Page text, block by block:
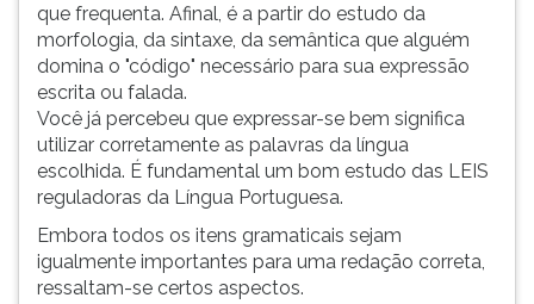
que frequenta. Afinal, é a partir do estudo da
morfologia, da sintaxe, da semântica que alguém
domina o "código" necessário para sua expressão
escrita ou falada.
Você já percebeu que expressar-se bem significa
utilizar corretamente as palavras da língua
escolhida. É fundamental um bom estudo das LEIS
reguladoras da Língua Portuguesa.
Embora todos os itens gramaticais sejam
igualmente importantes para uma redação correta,
ressaltam-se certos aspectos.